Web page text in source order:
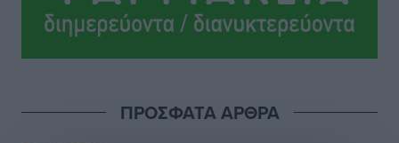
Ροδήλιος: Ο απολογισμός από το Πανελλήνιο
Πρωτάθλημα Πίστας
ΠΡΟΣΦΑΤΑ ΑΡΘΡΑ